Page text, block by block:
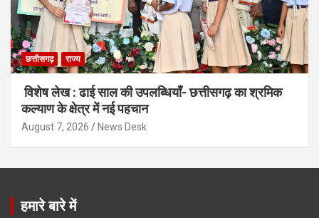
छत्तीसगढ़ राज्य
विशेष लेख : ढाई साल की उपलब्धियाँ- छत्तीसगढ़ का श्रमिक
कल्याण के क्षेत्र में नई पहचान
August 7, 2026 News Desk
हमारे बारे में